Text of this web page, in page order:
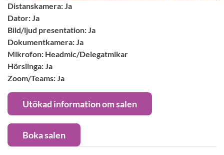
Distanskamera: Ja
Dator: Ja
Bild/ljud presentation: Ja
Dokumentkamera: Ja
Mikrofon: Headmic/Delegatmikar
Hörslinga: Ja
Zoom/Teams: Ja
Utökad information om salen
Boka salen